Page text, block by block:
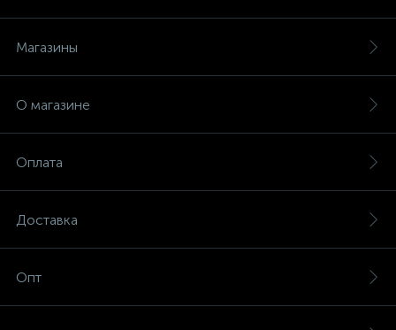
Магазины
О магазине
Оплата
Доставка
Опт